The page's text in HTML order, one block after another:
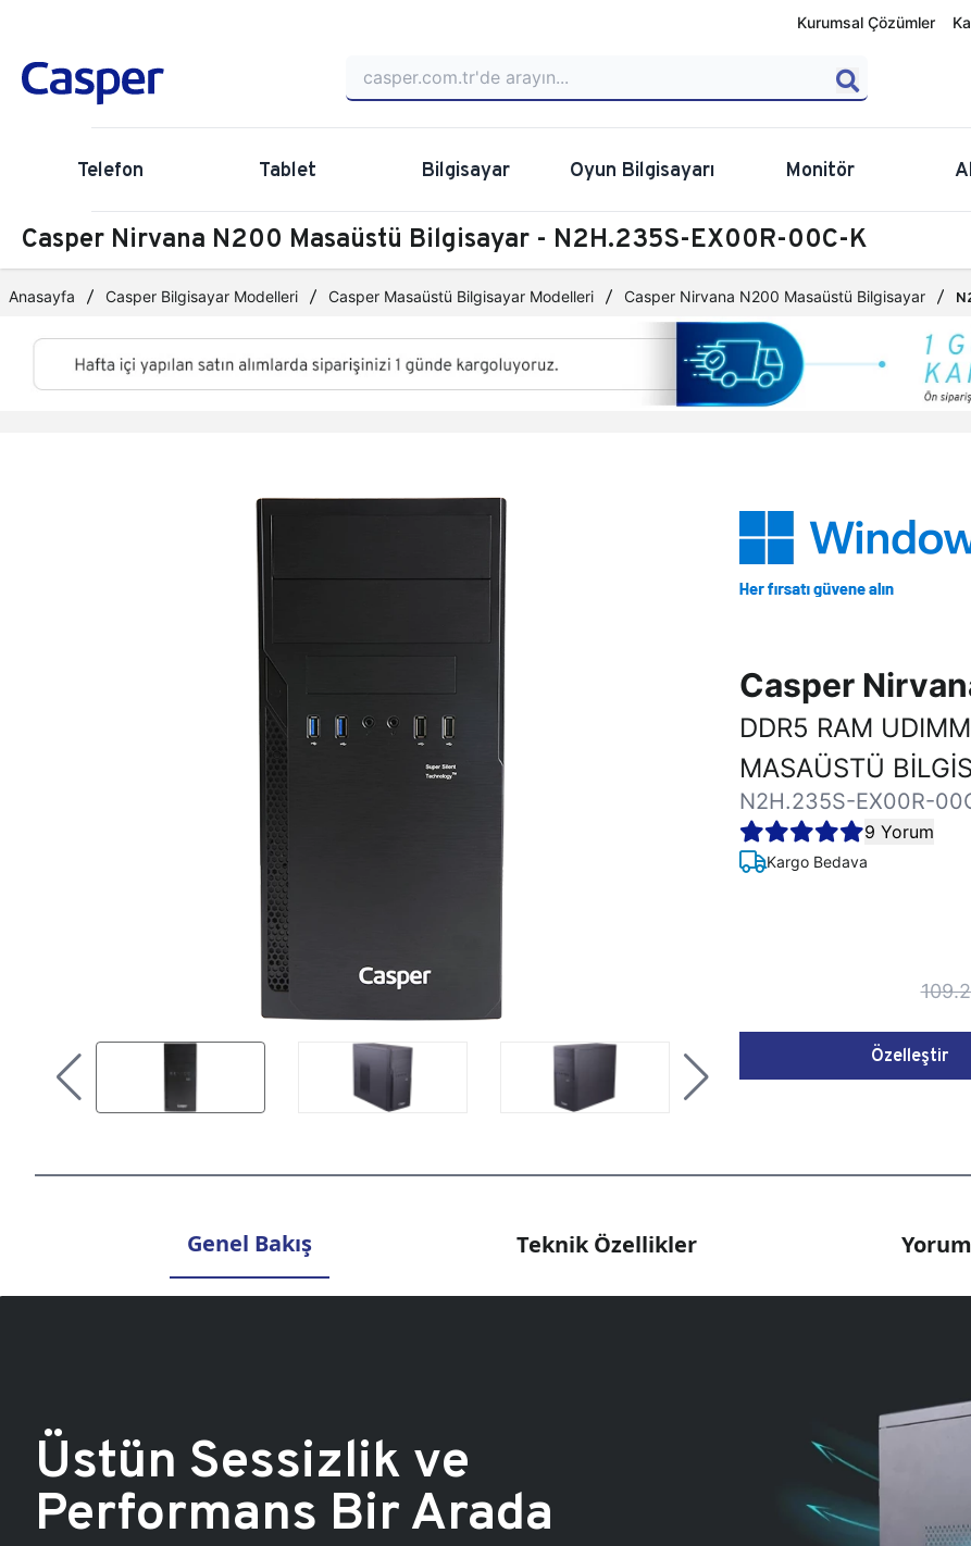
Kurumsal Çözümler
Telefon Tablet Bilgisayar Oyun Bilgisayarı Monitör
Casper Nirvana N200 Masaüstü Bilgisayar - N2H.235S-EX00R-00C-K
Anasayfa Casper Bilgisayar Modelleri Casper Masaüstü Bilgisayar Modelleri Casper Nirvana N200 Masaüstü Bilgisayar
Casper
DDR5 RAM
MASAÜSTÜ
N2H.235S-EX00R-
9 Yorum
Kargo Bedava
Özelleştir
Genel Bakış Teknik Özellikler
Üstün Sessizlik ve
Performans Bir Arada